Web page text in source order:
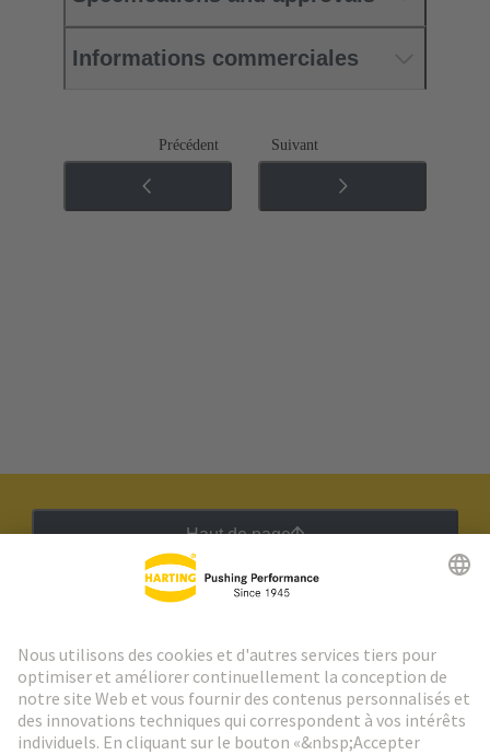
Informations commerciales
Précédent Suivant
Haut de page